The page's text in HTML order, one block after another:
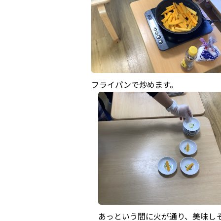
フライパンで炒めます。
あっという間に火が通り、美味し